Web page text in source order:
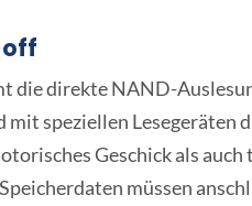
off
die direkte NAND-
speziellen Lesegeräten
Geschick als
müssen